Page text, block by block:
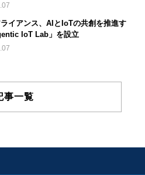
イアンス、AIとIoTの共創を推進す
IoT Lab」を設立
事一覧